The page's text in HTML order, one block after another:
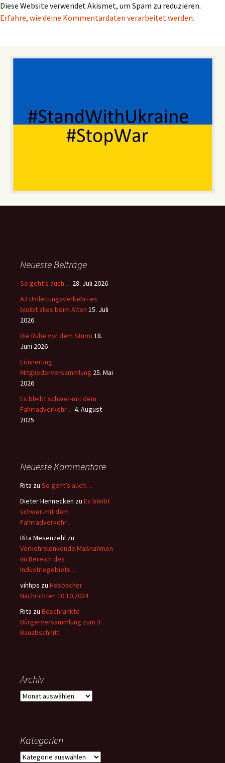
Diese Website verwendet Akismet, um Spam zu reduzieren.
Erfahre, wie deine Kommentardaten verarbeitet werden.
Neueste Beiträge
So geht’s auch… 28. Juli 2026
A3 Umleitungsverkehr- es
bleibt alles beim Alten 15. Juli
2026
Die Ruhe vor dem Sturm 18.
Juni 2026
Erinnerung
Mitgliederversammlung 25. Mai
2026
Es bleibt schwer-mit dem
Fahrradverkehr… 4. August
2025
Neueste Kommentare
Rita zu So geht’s auch…
Dieter Hennecken zu Es bleibt
schwer-mit dem
Fahrradverkehr…
Rita Mesenzehl zu
Verkehrslenkende Maßnahmen
im Bereich des
Industriegebiets…
vihhps zu Hösbacher
Nachrichten 10.10.2024
Rita zu Beschränkte
Bürgerversammlung zum 3.
Bauabschnitt
Archiv
Archiv
Kategorien
Kategorien